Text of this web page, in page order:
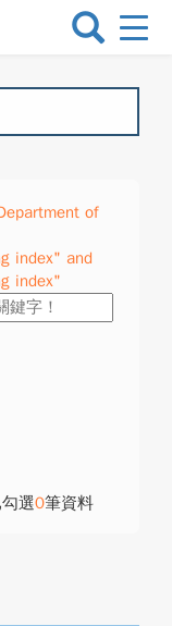
選
換
of
index" and
index"
選0筆資料